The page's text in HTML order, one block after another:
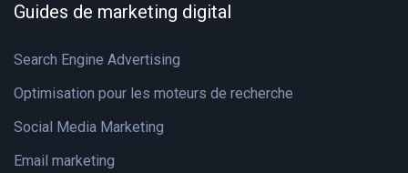
Guides de marketing digital
Search Engine Advertising
Optimisation pour les moteurs de recherche
Social Media Marketing
Email marketing